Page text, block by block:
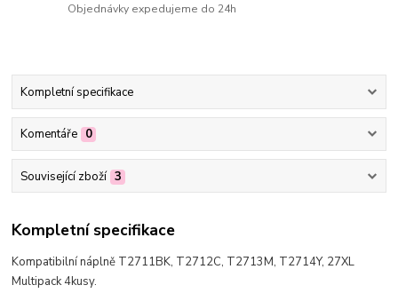
Objednávky expedujeme do 24h
Kompletní specifikace
Komentáře 0
Související zboží 3
Kompletní specifikace
Kompatibilní náplně T2711BK, T2712C, T2713M, T2714Y, 27XL
Multipack 4kusy.